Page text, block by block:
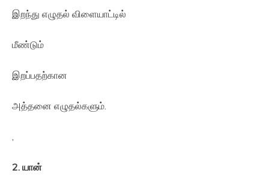
இறந்து எழுதல் விளையாட்டில்
மீண்டும்
இறப்பதற்கான
அத்தனை எழுதல்களும்.
,
2. யான்